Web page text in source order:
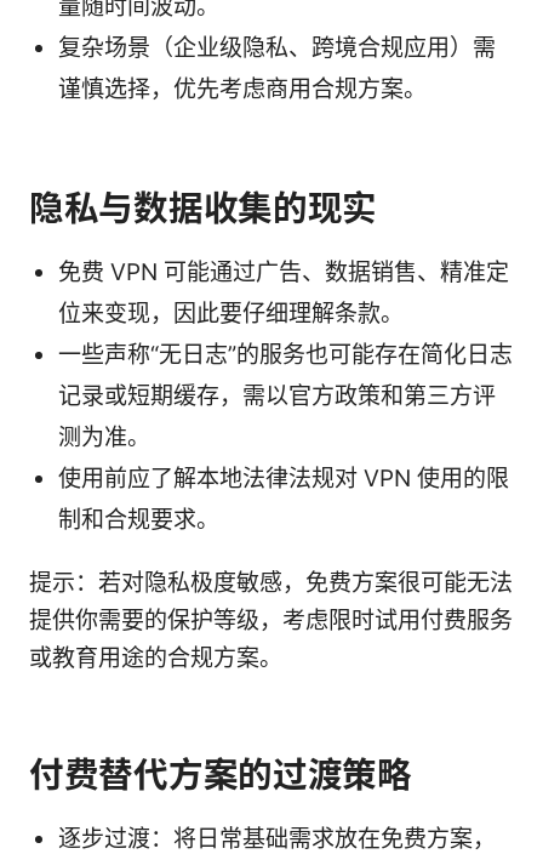
量随时间波动。
复杂场景（企业级隐私、跨境合规应用）需
谨慎选择，优先考虑商用合规方案。
隐私与数据收集的现实
免费 VPN 可能通过广告、数据销售、精准定
位来变现，因此要仔细理解条款。
一些声称“无日志”的服务也可能存在简化日志
记录或短期缓存，需以官方政策和第三方评
测为准。
使用前应了解本地法律法规对 VPN 使用的限
制和合规要求。
提示：若对隐私极度敏感，免费方案很可能无法
提供你需要的保护等级，考虑限时试用付费服务
或教育用途的合规方案。
付费替代方案的过渡策略
逐步过渡：将日常基础需求放在免费方案，